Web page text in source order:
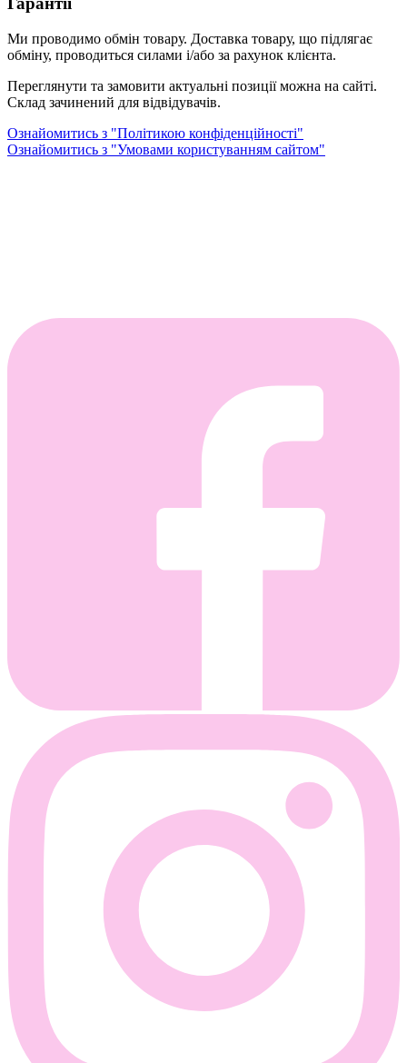
Ми проводимо обмін товару. Доставка товару, що підлягає
обміну, проводиться силами і/або за рахунок клієнта.
Переглянути та замовити актуальні позиції можна на сайті.
Склад зачинений для відвідувачів.
Ознайомитись з "Політикою конфіденційності"
Ознайомитись з "Умовами користуванням сайтом"